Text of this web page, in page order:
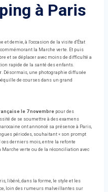
à Paris
et demie, à l'occasion de la visite d'État
la Marche verte. Et puis
et se déplacer avec moins de difficulté a
rapide de la santé des enfants.
. Désormais, une photographie diffusée
de courses dans un grand
le 7 novembre pour des
de se soumettre à des examens
ont annoncé sa présence à Paris,
périodes, souhaitant « son prompt
derniers mois, entre la refonte
verte ou de la réconciliation avec
libéré, dans la forme, le style et les
loin des rumeurs malveillantes sur